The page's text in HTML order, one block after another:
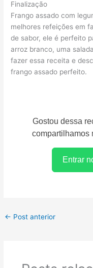
Finalização
Frango assado com
melhores refeições em
de sabor, ele é perfeito
arroz branco, uma
fazer essa receita e
frango assado perfeito.
Gostou dessa
compartilhamos
Entrar
← Post anterior